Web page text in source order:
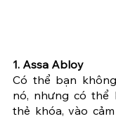
1. Assa Abloy
Có thể bạn
nó, nhưng có thể
thẻ khóa, vào